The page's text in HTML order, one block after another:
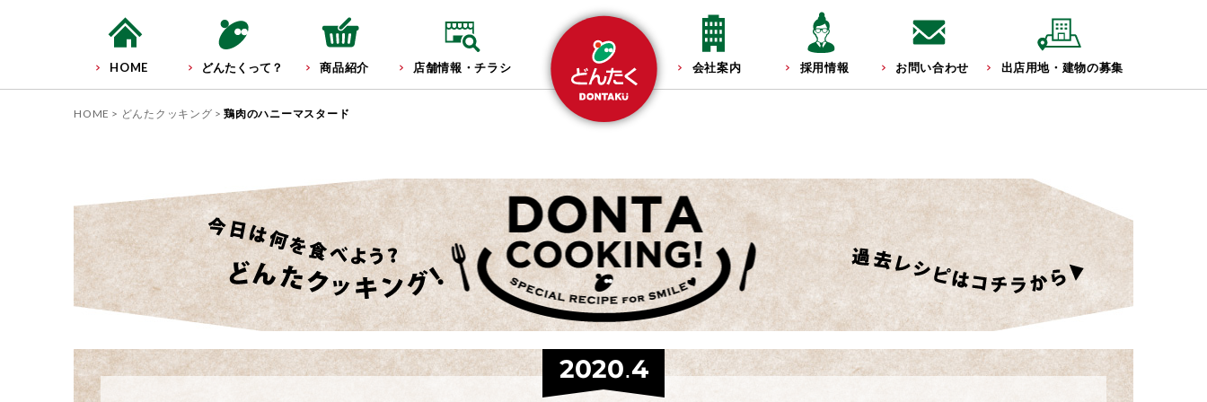
HOME どんたくって？ 商品紹介 店舗情報・チラシ 会社案内 採用情報 お問い合わせ 出店用地・建物の募集
HOME どんたクッキング 鶏肉のハニーマスタード
2020.4